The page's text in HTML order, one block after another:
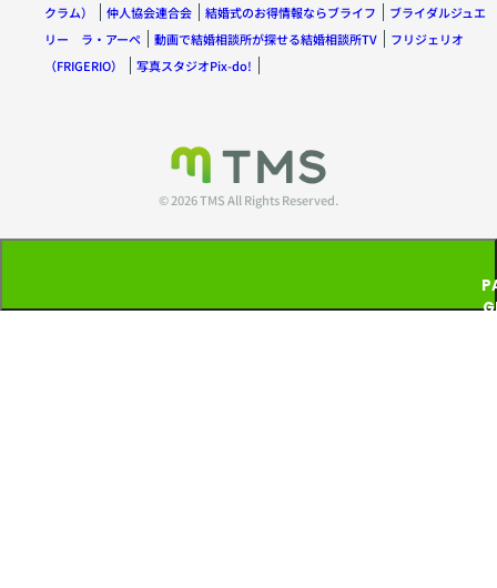
クラム）
仲人協会連合会 結婚式のお得情報ならブライフ
ブライダルジュエ
リー ラ・アーペ
動画で結婚相談所が探せる結婚相談所TV
フリジェリオ
（FRIGERIO）
写真スタジオPix-do!
© 2026 TMS All Rights Reserved.